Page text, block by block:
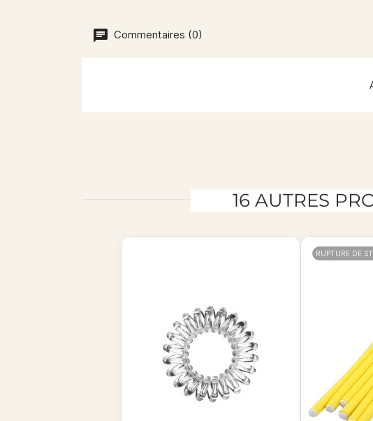
Commentaires (0)
16 AUTRES
RUPTURE DE